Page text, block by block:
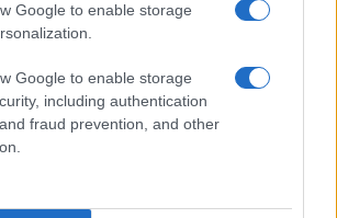
Google to enable storage
Google to enable storage
including authentication
fraud prevention, and other
buscados